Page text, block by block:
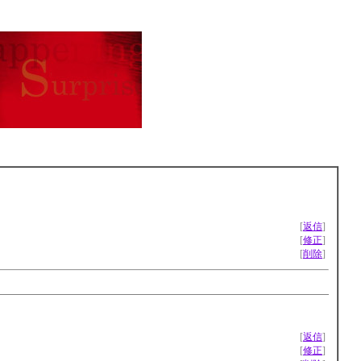
[返信]
[修正]
[削除]
[返信]
[修正]